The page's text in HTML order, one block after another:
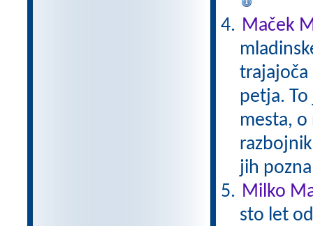
Maček
trajajoča
petja.
mesta,
jih
Milko
sto let